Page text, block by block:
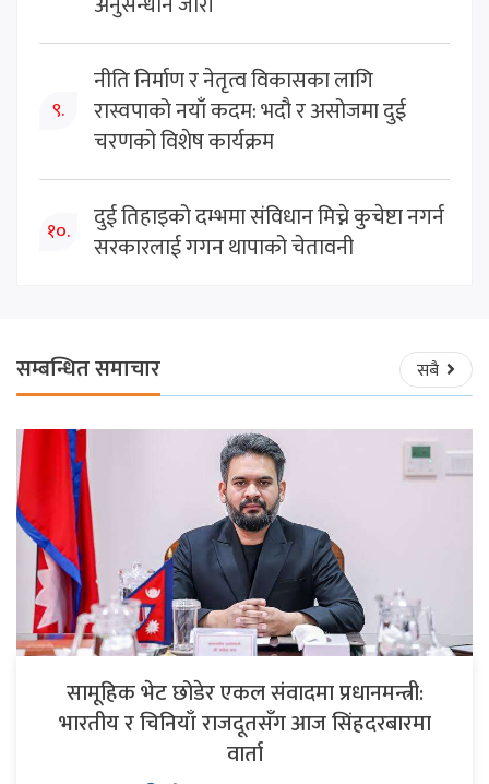
९.
नीति निर्माण र नेतृत्व विकासका लागि
रास्वपाको नयाँ कदम: भदौ र असोजमा दुई
चरणको विशेष कार्यक्रम
१०.
दुई तिहाइको दम्भमा संविधान मिच्ने कुचेष्टा नगर्न
सरकारलाई गगन थापाको चेतावनी
सम्बन्धित समाचार सबै
सामूहिक भेट छोडेर एकल संवादमा प्रधानमन्त्री:
भारतीय र चिनियाँ राजदूतसँग आज सिंहदरबारमा
वार्ता